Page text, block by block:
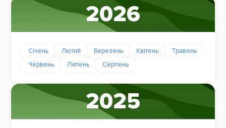
2026
Січень Лютий Березень Квітень
Травень
Червень
Липень Серпень
2025